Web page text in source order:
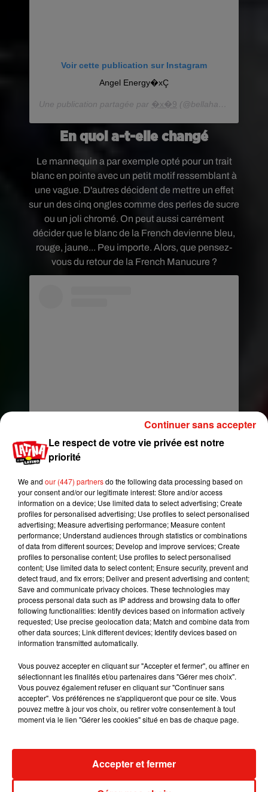
Voir cette publication sur Instagram
Angel Energy�xÇ
Une publication partagée par �x�9 (@bellahadid) le
En quoi a-t-elle changé
Le mannequin a par exemple opté pour un trait
blanc en pointe avec un petit motif ressemblant à
une vague. D'autres décident de mettre un effet
sur un des cinq ongles comme des perles de sucre
ou un joli chromé. On peut aussi carrément
décider que le blanc de la French devienne bleu,
rouge, jaune... Peu importe. Alors, que pensez-
vous du retour de la French Manucure ?
Voir cette publication sur Instagram
Une publication partagée par Ariane Onglerie (@arianeonglerie)
Voir cette publication sur Instagram
[�S� •Red Nails• �S�]
#Nails #nudeNails #Glitters #GlittersNails
#NudeNails #Nailsnude #summerNails
#NailsSummer #NailsStyle #NailsGlitters
#GlittersStyle #GelColors #GelColorsNails
#NailsNantes #NailsParis �x&�xÈ
————————————— ⬼️⬼️ Suivez nous
Le respect de votre vie privée est notre
priorité
We and our (447) partnersdo the following data processing based on
your consent and/or our legitimate interest: Store and/or access
information on a device; Use limited data to select advertising; Create
profiles for personalised advertising; Use profiles to select personalised
advertising; Measure advertising performance; Measure content
performance; Understand audiences through statistics or combinations
of data from different sources; Develop and improve services; Create
profiles to personalise content; Use profiles to select personalised
content; Use limited data to select content; Ensure security, prevent and
detect fraud, and fix errors; Deliver and present advertising and content;
Save and communicate privacy choices. These technologies may
process personal data such as IP address and browsing data to offer
following functionalities: Identify devices based on information actively
requested; Use precise geolocation data; Match and combine data from
other data sources; Link different devices; Identify devices based on
information transmitted automatically.
Vous pouvez accepter en cliquant sur "Accepter et fermer", ou affiner en
sélectionnant les finalités et/ou partenaires dans "Gérer mes choix".
Vous pouvez également refuser en cliquant sur "Continuer sans
accepter". Vos préférences ne s'appliqueront que pour ce site. Vous
pouvez mettre à jour vos choix, ou retirer votre consentement à tout
moment via le lien "Gérer les cookies" situé en bas de chaque page.
Accepter et fermer
Continuer sans accepter